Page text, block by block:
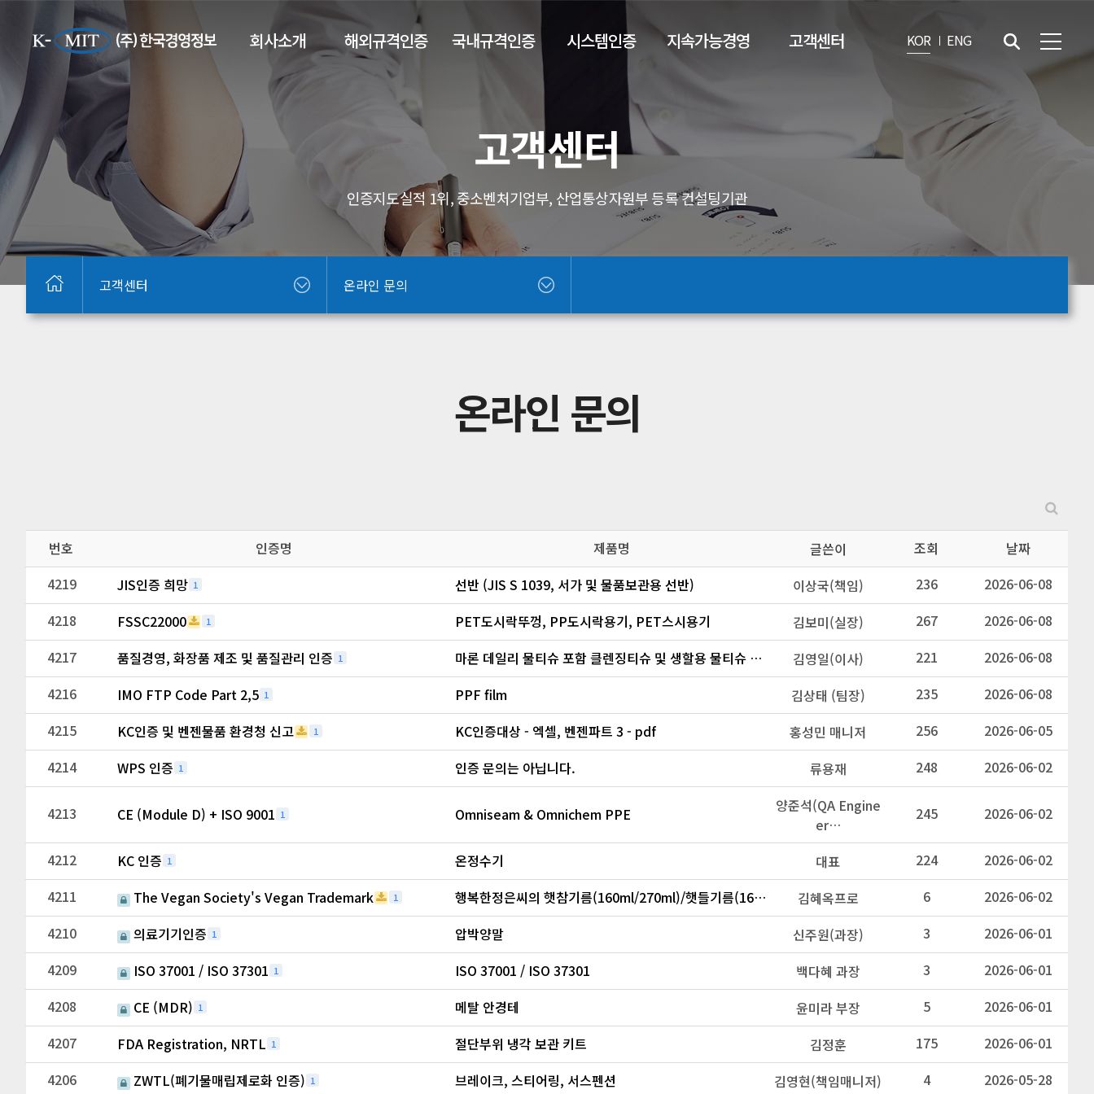
회사소개 해외규격인증 국내규격인증 시스템인증 지속가능경영 고객센터 KOR ENG
고객센터
인증지도실적 1위, 중소벤처기업부, 산업통상자원부 등록 컨설팅기관
고객센터 온라인 문의
온라인 문의
번호 인증명 제품명 글쓴이 조회
날짜
4219
JIS인증 희망 1 선반 (JIS S 1039, 서가 및 물품보관용 선반) 이상국(책임) 236
2026-06-08
4218
FSSC22000 1 PET도시락뚜껑, PP도시락용기, PET스시용기 김보미(실장) 267
2026-06-08
4217
품질경영, 화장품 제조 및 품질관리 인증 1 마론 데일리 물티슈 포함 클렌징티슈 및 생할용 물티슈 등 각종 물티슈 김영일(이사) 221
2026-06-08
4216
IMO FTP Code Part 2,5 1 PPF film 김상태 (팀장) 235
2026-06-08
4215
KC인증 및 벤젠물품 환경청 신고 1 KC인증대상 - 엑셀, 벤젠파트 3 - pdf 홍성민 매니저 256
2026-06-05
4214
WPS 인증 1 인증 문의는 아닙니다. 류용재 248 2026-06-02
4213 CE (Module D) + ISO 9001 1 Omniseam & Omnichem PPE
양준석(QA Engine
er…
245 2026-06-02
4212 KC 인증 1 온정수기 대표 224
2026-06-02
4211
The Vegan Society's Vegan Trademark 1 행복한정은씨의 햇참기름(160ml/270ml)/햇들기름(160ml/270ml)/햇생들기름(160ml/270ml),… 김혜옥프로 6
2026-06-02
4210
의료기기인증 1 압박양말 신주원(과장) 3
2026-06-01
4209
ISO 37001 / ISO 37301 1 ISO 37001 / ISO 37301 백다혜 과장 3
2026-06-01
4208
CE (MDR) 1 메탈 안경테 윤미라 부장 5
2026-06-01
4207
FDA Registration, NRTL 1 절단부위 냉각 보관 키트 김정훈 175
2026-06-01
4206
ZWTL(폐기물매립제로화 인증) 1 브레이크, 스티어링, 서스펜션 김영현(책임매니저) 4 2026-05-28